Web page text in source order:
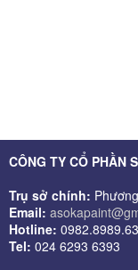
CÔNG TY CỔ PHẦN
Trụ sở chính:
Email:
Hotline:
Tel: 024 6293 6393